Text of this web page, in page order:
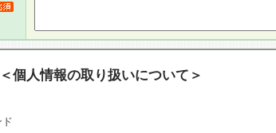
＜個人情報の取り扱いについて＞